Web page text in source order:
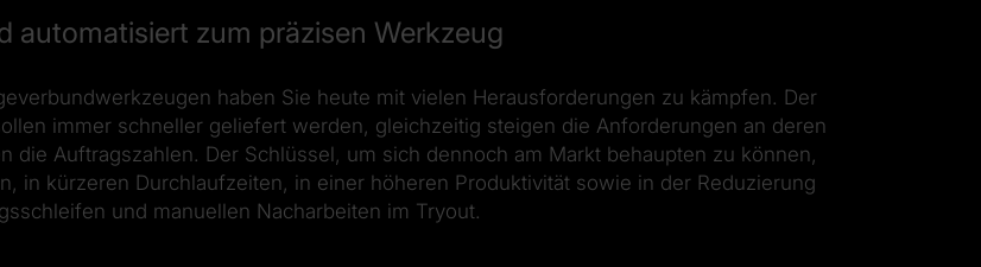
automatisiert zum präzisen Werkzeug
haben Sie heute mit vielen Herausforderungen zu kämpfen. Der
immer schneller geliefert werden, gleichzeitig steigen die Anforderungen an deren
die Auftragszahlen. Der Schlüssel, um sich dennoch am Markt behaupten zu können,
in kürzeren Durchlaufzeiten, in einer höheren Produktivität sowie in der Reduzierung
und manuellen Nacharbeiten im Tryout.